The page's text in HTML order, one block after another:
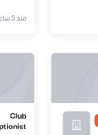
منذ 5 ساعات تقريباً
Club